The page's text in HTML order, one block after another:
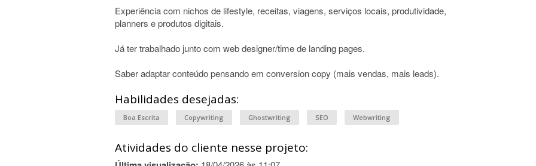
Experiência com nichos de lifestyle, receitas, viagens, serviços locais, produtividade,
planners e produtos digitais.
Já ter trabalhado junto com web designer/time de landing pages.
Saber adaptar conteúdo pensando em conversion copy (mais vendas, mais leads).
Habilidades desejadas:
Boa Escrita Copywriting Ghostwriting SEO Webwriting
Atividades do cliente nesse projeto: